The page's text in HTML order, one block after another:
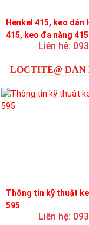
Henkel 415, keo dán
415, keo đa năng 415
Liên hệ:
LOCTITE@ DÁN
Thông tin kỹ thuật
595
Liên hệ: